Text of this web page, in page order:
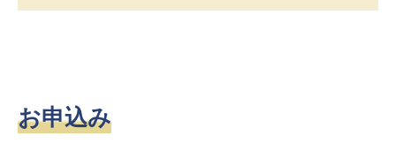
お申込み